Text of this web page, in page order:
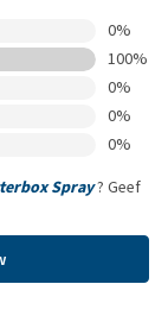
0%
100%
0%
0%
0%
Spray? Geef